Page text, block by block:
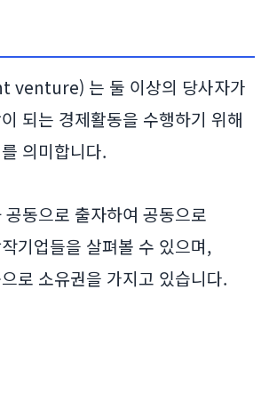
venture) 는 둘 이상의 당사자가
되는 경제활동을 수행하기 위해
의미합니다.
동으로 출자하여 공동으로
기업들을 살펴볼 수 있으며,
로 소유권을 가지고 있습니다.